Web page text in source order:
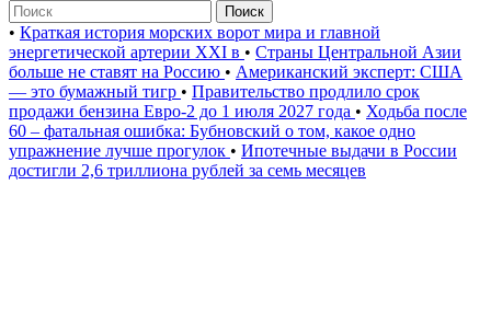
Поиск
• Краткая история морских ворот мира и главной
энергетической артерии XXI в • Страны Центральной Азии
больше не ставят на Россию • Американский эксперт: США
— это бумажный тигр • Правительство продлило срок
продажи бензина Евро-2 до 1 июля 2027 года • Ходьба после
60 – фатальная ошибка: Бубновский о том, какое одно
упражнение лучше прогулок • Ипотечные выдачи в России
достигли 2,6 триллиона рублей за семь месяцев